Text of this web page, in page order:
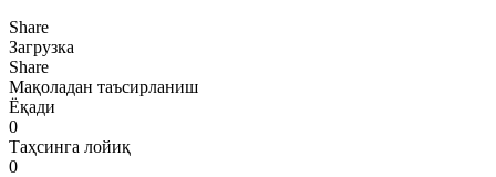
Share
Загрузка
Share
Мақоладан таъсирланиш
Ёқади
0
Таҳсинга лойиқ
0